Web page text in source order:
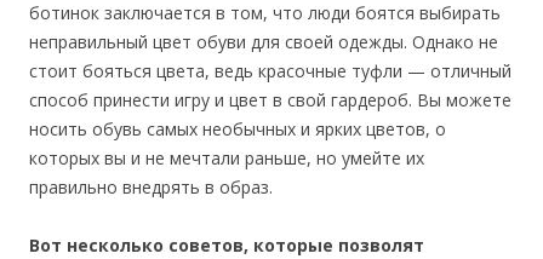
ботинок заключается в том, что люди боятся выбирать
неправильный цвет обуви для своей одежды. Однако не
стоит бояться цвета, ведь красочные туфли — отличный
способ принести игру и цвет в свой гардероб. Вы можете
носить обувь самых необычных и ярких цветов, о
которых вы и не мечтали раньше, но умейте их
правильно внедрять в образ.
Вот несколько советов, которые позволят